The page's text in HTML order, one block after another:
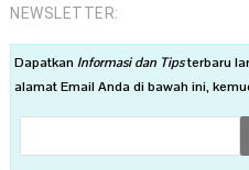
NEWSLETTER:
DapatkanInformasi dan Tipsterbaru
alamat Email Anda di bawah ini,